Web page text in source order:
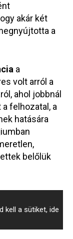
akár két
a
a
volt arról a
ahol jobbnál
felhozatal, a
hatására
belőlük
kell a sütiket, ide